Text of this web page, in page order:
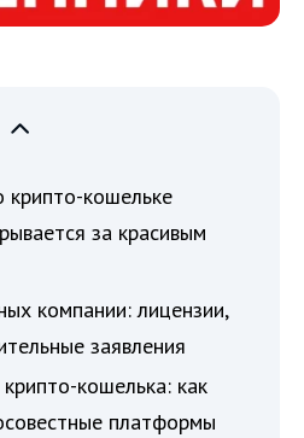
кошельке
за красивым
компании: лицензии,
заявления
кошелька: как
платформы